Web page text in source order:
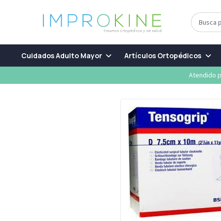
Cuidados Adulto Mayor Artículos Ortopédicos
Atendido